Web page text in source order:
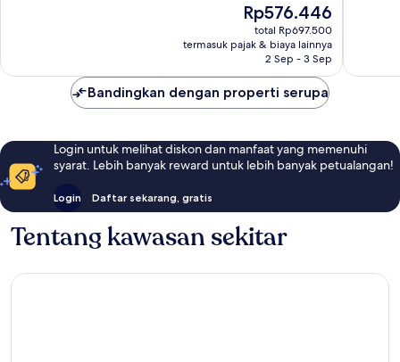
Harga
sekarang
Rp576.446
Rp576.446
total Rp697.500
termasuk pajak & biaya lainnya
2 Sep - 3 Sep
Bandingkan dengan properti serupa
Login untuk melihat diskon dan manfaat yang memenuhi
syarat. Lebih banyak reward untuk lebih banyak petualangan!
Login Daftar sekarang, gratis
Tentang kawasan sekitar